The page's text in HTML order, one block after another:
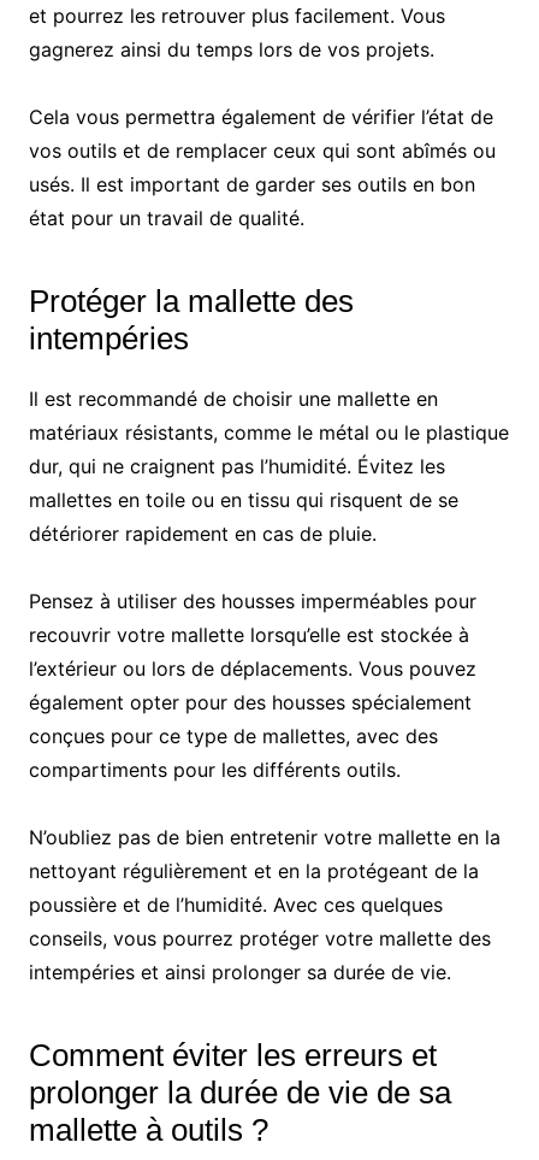
et pourrez les retrouver plus facilement. Vous
gagnerez ainsi du temps lors de vos projets.
Cela vous permettra également de vérifier l’état de
vos outils et de remplacer ceux qui sont abîmés ou
usés. Il est important de garder ses outils en bon
état pour un travail de qualité.
Protéger la mallette des
intempéries
Il est recommandé de choisir une mallette en
matériaux résistants, comme le métal ou le plastique
dur, qui ne craignent pas l’humidité. Évitez les
mallettes en toile ou en tissu qui risquent de se
détériorer rapidement en cas de pluie.
Pensez à utiliser des housses imperméables pour
recouvrir votre mallette lorsqu’elle est stockée à
l’extérieur ou lors de déplacements. Vous pouvez
également opter pour des housses spécialement
conçues pour ce type de mallettes, avec des
compartiments pour les différents outils.
N’oubliez pas de bien entretenir votre mallette en la
nettoyant régulièrement et en la protégeant de la
poussière et de l’humidité. Avec ces quelques
conseils, vous pourrez protéger votre mallette des
intempéries et ainsi prolonger sa durée de vie.
Comment éviter les erreurs et
prolonger la durée de vie de sa
mallette à outils ?